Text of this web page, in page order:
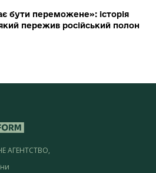
бути переможене»: історія
пережив російський полон
АГЕНТСТВО,